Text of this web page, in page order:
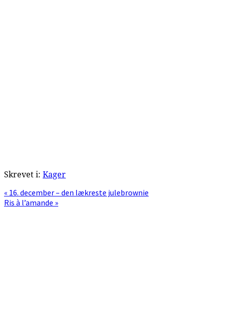
Skrevet i: Kager
Previous
Post:
« 16. december – den lækreste julebrownie
Next
Ris à l’amande »